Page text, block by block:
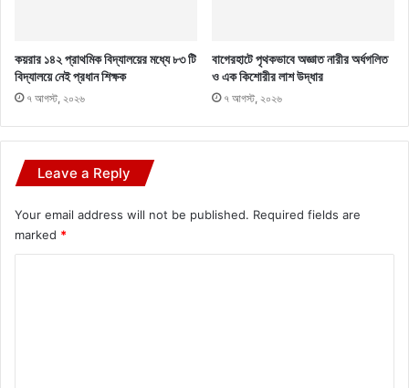
কয়রার ১৪২ প্রাথমিক বিদ্যালয়ের মধ্যে ৮৩ টি
বিদ্যালয়ে নেই প্রধান শিক্ষক
৭ আগস্ট, ২০২৬
বাগেরহাটে পৃথকভাবে অজ্ঞাত নারীর অর্ধগলিত
ও এক কিশোরীর লাশ উদ্ধার
৭ আগস্ট, ২০২৬
Leave a Reply
Your email address will not be published. Required fields are
marked *